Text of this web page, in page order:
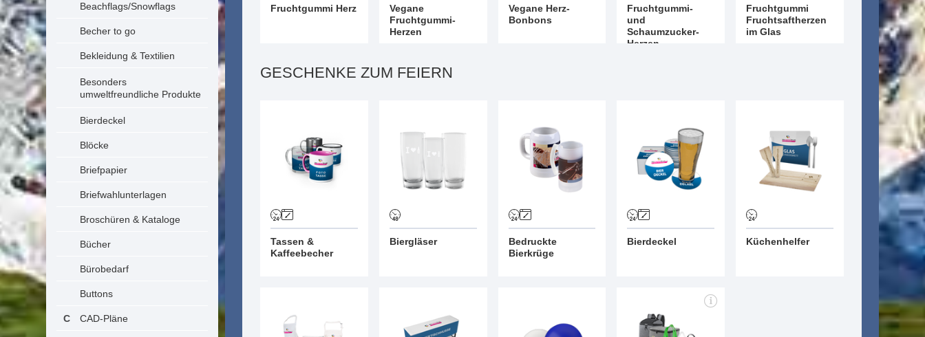
Beachflags/Snowflags
Becher to go
Bekleidung & Textilien
Besonders
umweltfreundliche Produkte
Bierdeckel
Blöcke
Briefpapier
Briefwahlunterlagen
Broschüren & Kataloge
Bücher
Bürobedarf
Buttons
CAD-Pläne
Fruchtgummi Herz
Vegane
Fruchtgummi-
Herzen
Vegane Herz-
Bonbons
Fruchtgummi-
und
Schaumzucker-
Herzen
Fruchtgummi
Fruchtsaftherzen
im Glas
GESCHENKE ZUM FEIERN
Tassen &
Kaffeebecher
Biergläser
Bedruckte
Bierkrüge
Bierdeckel Küchenhelfer